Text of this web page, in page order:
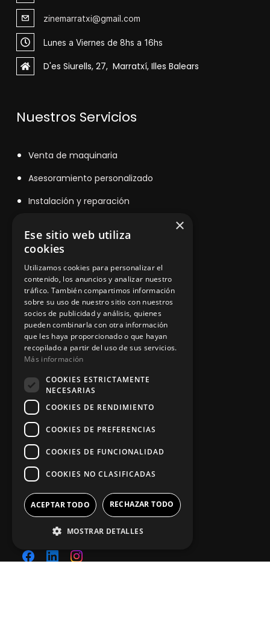
zinemarratxi@gmail.com
Lunes a Viernes de 8hs a 16hs
D'es Siurells, 27, Marratxí, Illes Balears
Nuestros Servicios
Venta de maquinaria
Asesoramiento personalizado
Instalación y reparación
Información legal
Política de privacidad
Aviso legal
App Zine Hostelería
Síguenos
×
Ese sitio web utiliza
cookies
Utilizamos cookies para personalizar el
contenido, los anuncios y analizar nuestro
tráfico. También compartimos información
sobre su uso de nuestro sitio con nuestros
socios de publicidad y análisis, quienes
pueden combinarla con otra información
que les haya proporcionado o que hayan
recopilado a partir del uso de sus servicios.
Más información
COOKIES ESTRICTAMENTE
NECESARIAS
COOKIES DE RENDIMIENTO
COOKIES DE PREFERENCIAS
COOKIES DE FUNCIONALIDAD
COOKIES NO CLASIFICADAS
ACEPTAR TODO RECHAZAR TODO
MOSTRAR DETALLES